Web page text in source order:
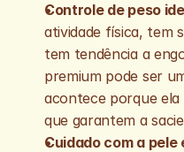
Controle de peso
atividade física, tem
tem tendência a
premium pode ser
acontece porque
que garantem a
Cuidado com a pele